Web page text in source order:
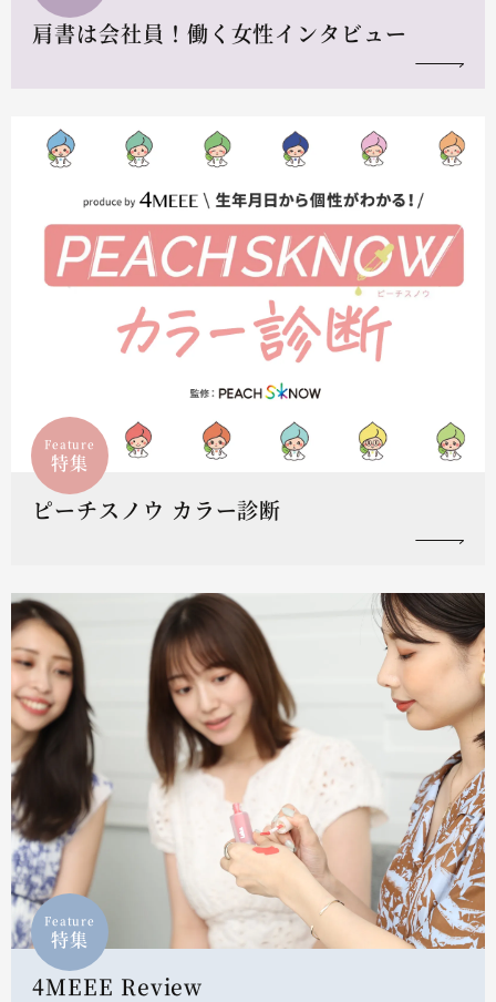
肩書は会社員！働く女性インタビュー
Feature
特集
ピーチスノウ カラー診断
Feature
特集
4MEEE Review